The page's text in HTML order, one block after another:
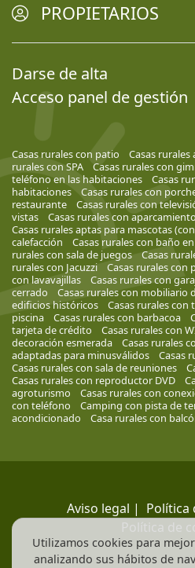
PROPIETARIOS
Darse de alta
Acceso panel de gestión
Casas rurales con patio Casas
rurales con SPA
Casas rurales con
teléfono en las habitaciones
Casas
habitaciones
Casas rurales con
restaurante
Casas rurales con
vistas
Casas rurales con aparcamiento
Casas rurales aptas para mascotas
calefacción
Casas rurales con baño
rurales con sala de juegos
Casas
rurales con Jacuzzi
Casas rurales con
con lavavajillas
Casas rurales con
cerrado
Casas rurales con mobiliario
edificios históricos
Casas rurales con
piscina
Casas rurales con barbacoa
tarjeta de crédito
Casas rurales con
decoración esmerada
Casas rurales
adaptadas para minusválidos
Casas
Casas rurales con sala de reuniones
Casas rurales con reproductor DVD
agroturismo
Casas rurales con
con teléfono
Camping con pista de
acondicionado
Casa rurales con
Aviso legal | Política
Política de
Utilizamos cookies para
analizando sus hábitos de